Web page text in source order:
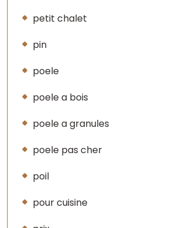
petit chalet
pin
poele
poele a bois
poele a granules
poele pas cher
poil
pour cuisine